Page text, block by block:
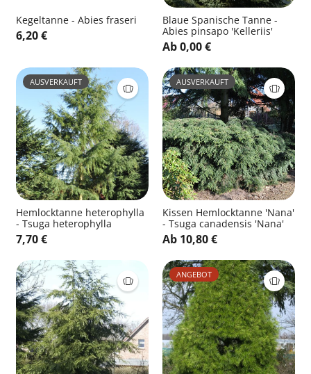
Kegeltanne - Abies fraseri
6,20 €
Blaue Spanische Tanne -
Abies pinsapo 'Kelleriis'
Ab 0,00 €
AUSVERKAUFT
Hemlocktanne heterophylla
- Tsuga heterophylla
7,70 €
AUSVERKAUFT
Kissen Hemlocktanne 'Nana'
- Tsuga canadensis 'Nana'
Ab 10,80 €
ANGEBOT